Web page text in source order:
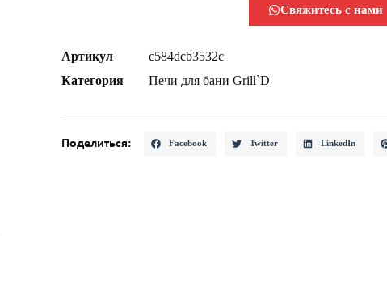
Свяжитесь с нами
Артикул
c584dcb3532c
Категория
Печи для бани Grill`D
Поделиться: Facebook Twitter LinkedIn